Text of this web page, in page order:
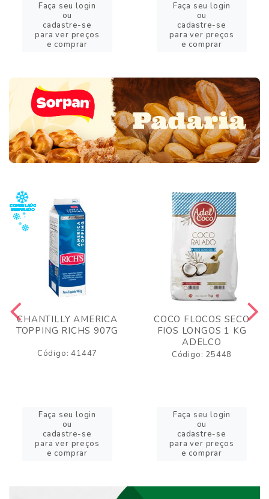
Faça seu login
ou
cadastre-se
para ver preços
e comprar
Faça seu login
ou
cadastre-se
para ver preços
e comprar
CHANTILLY AMERICA
TOPPING RICHS 907G
Código: 41447
Faça seu login
ou
cadastre-se
para ver preços
e comprar
COCO FLOCOS SECO
FIOS LONGOS 1 KG
ADELCO
Código: 25448
Faça seu login
ou
cadastre-se
para ver preços
e comprar